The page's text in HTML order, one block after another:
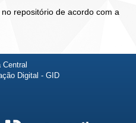
repositório de acordo com a
Central
Digital - GID